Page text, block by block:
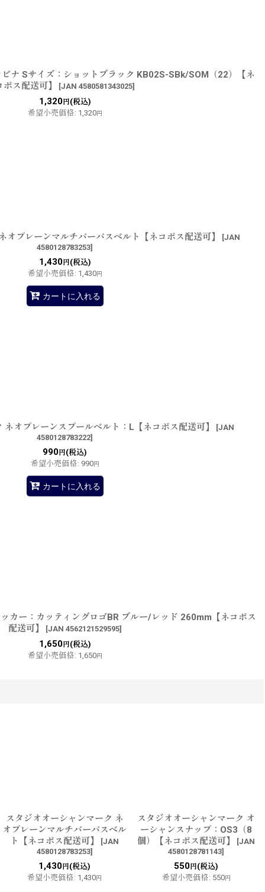
ナ Sサイズ：ショットブラック KB02S-SBk/SOM（22）【ネ
ポス配送可】
[JAN 4580581343025]
1,320円(税込)
希望小売価格: 1,320円
オプレーンマルチパーパスベルト【ネコポス配送可】 [JAN
4580128783253]
1,430円(税込)
希望小売価格: 1,430円
カートに入れる
オプレーンスプールベルト：L【ネコポス配送可】 [JAN
4580128783222]
990 円(税込)
希望小売価格: 990円
カートに入れる
カー：カッティングロゴBR ブルー/レッド 260mm【ネコポス
配送可】
[JAN 4562121529595]
1,650円(税込)
希望小売価格: 1,650円
スタジオオーシャンマーク ネ
オプレーンマルチパーパスベル
ト【ネコポス配送可】
[JAN
4580128783253]
1,430 円(税込)
希望小売価格: 1,430円
スタジオオーシャンマーク オ
ーシャンスナップ：OS3（8
個）【ネコポス配送可】
[JAN
4580128781143]
550 円(税込)
希望小売価格: 550円